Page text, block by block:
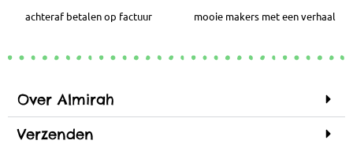
achteraf betalen op factuur mooie makers met een verhaal
Over Almirah
Verzenden